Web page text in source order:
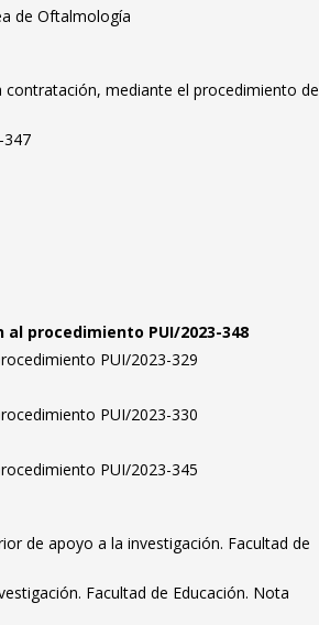
de Oftalmología
mediante el procedimiento de
347
procedimiento PUI/2023-348
PUI/2023-329
PUI/2023-330
PUI/2023-345
de apoyo a la investigación. Facultad de
Facultad de Educación. Nota